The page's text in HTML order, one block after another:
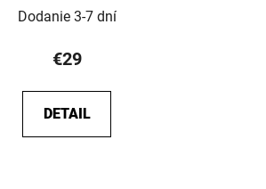
Dodanie 3-7 dní
€29
DETAIL